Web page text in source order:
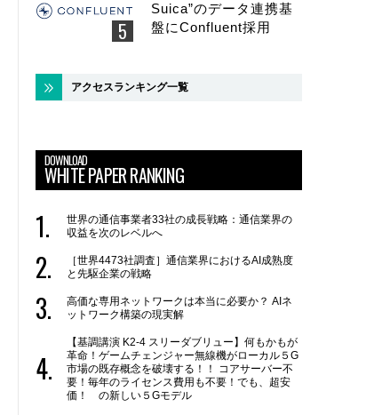
Suica”のデータ連携基
盤にConfluent採用
アクセスランキング一覧
DOWNLOAD
WHITE PAPER RANKING
世界の通信事業者33社の成長戦略：通信業界の
収益を次のレベルへ
［世界4473社調査］通信業界におけるAI成熟度
と先駆企業の戦略
高価な専用ネットワークは本当に必要か？ AIネ
ットワーク構築の現実解
【基調講演 K2-4 スリーダブリュー】何もかもが
革命！ゲームチェンジャー無線機がローカル５G
市場の既存概念を破壊する！！ コアサーバー不
要！毎年のライセンス費用も不要！でも、超安
価！ の新しい５Gモデル